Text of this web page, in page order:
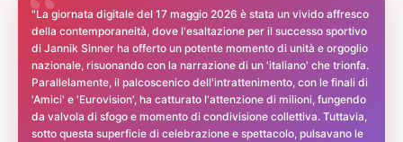
"La giornata digitale del 17 maggio 2026 è stata un vivido affresco
della contemporaneità, dove l'esaltazione per il successo sportivo
di Jannik Sinner ha offerto un potente momento di unità e orgoglio
nazionale, risuonando con la narrazione di un 'italiano' che trionfa.
Parallelamente, il palcoscenico dell'intrattenimento, con le finali di
'Amici' e 'Eurovision', ha catturato l'attenzione di milioni, fungendo
da valvola di sfogo e momento di condivisione collettiva. Tuttavia,
sotto questa superficie di celebrazione e spettacolo, pulsavano le